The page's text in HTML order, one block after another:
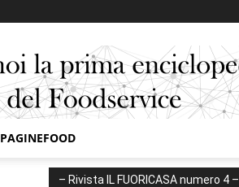
PAGINEFOOD
– Rivista IL FUORICASA numero 4 –